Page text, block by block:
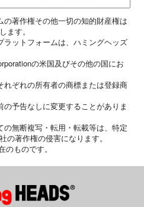
著作権その他一切の知的財産権は
ます。
ットフォームは、ハミングヘッズ
の米国及びその他の国にお
ぞれの所有者の商標または登録商
予告なしに変更することがありま
無断複写・転用・転載等は、特定
の著作権の侵害になります。
ものです。